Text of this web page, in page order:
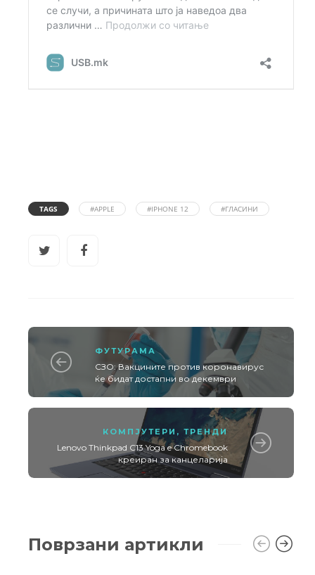
TAGS #APPLE #IPHONE 12 #ГЛАСИНИ
ФУТУРАМА
СЗО: Вакцините против коронавирус
ќе бидат достапни во декември
КОМПЈУТЕРИ , ТРЕНДИ
Lenovo Thinkpad C13 Yoga e Chromebook
креиран за канцеларија
Поврзани артикли